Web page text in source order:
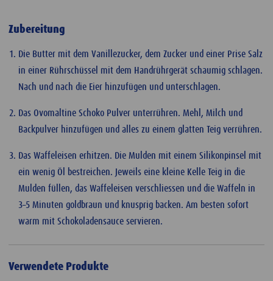
Zubereitung
Die Butter mit dem Vanillezucker, dem Zucker und einer Prise Salz
in einer Rührschüssel mit dem Handrührgerät schaumig schlagen.
Nach und nach die Eier hinzufügen und unterschlagen.
Das Ovomaltine Schoko Pulver unterrühren. Mehl, Milch und
Backpulver hinzufügen und alles zu einem glatten Teig verrühren.
Das Waffeleisen erhitzen. Die Mulden mit einem Silikonpinsel mit
ein wenig Öl bestreichen. Jeweils eine kleine Kelle Teig in die
Mulden füllen, das Waffeleisen verschliessen und die Waffeln in
3–5 Minuten goldbraun und knusprig backen. Am besten sofort
warm mit Schokoladensauce servieren.
Verwendete Produkte